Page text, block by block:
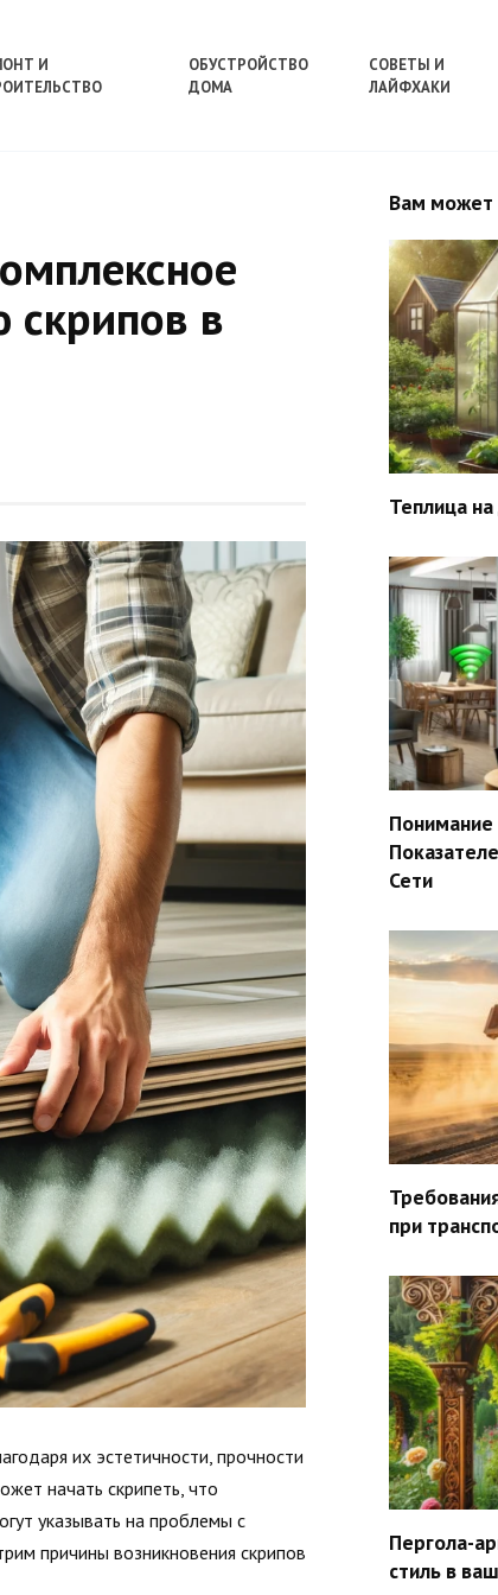
И
ОБУСТРОЙСТВО
ДОМА
СОВЕТЫ И
ЛАЙФХАКИ
скрипов в
их эстетичности, прочности
начать скрипеть, что
указывать на проблемы с
причины возникновения скрипов
Вам может
Теплица
Понимание
Сети
при
Пергола-
стиль в